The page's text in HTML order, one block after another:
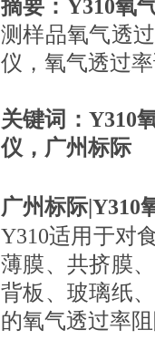
摘要： Y310氧
测样品氧气透
仪，氧气透过
关键词：Y310
仪，广州标际
广州标际|Y310
Y310适用于对
薄膜、共挤膜
背板、玻璃纸
的氧气透过率